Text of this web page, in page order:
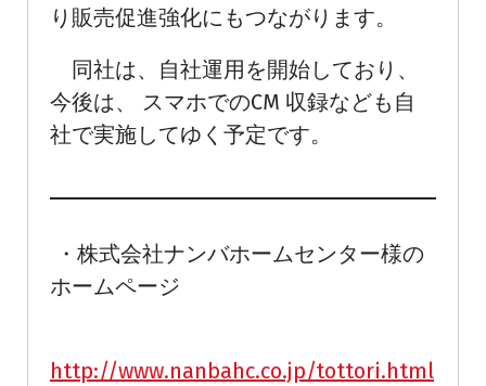
り販売促進強化にもつながります。
同社は、自社運用を開始しており、
今後は、 スマホでのCM 収録なども自
社で実施してゆく予定です。
・株式会社ナンバホームセンター様の
ホームページ
http://www.nanbahc.co.jp/tottori.html